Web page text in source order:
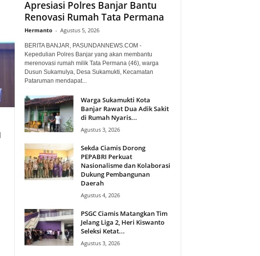
Apresiasi Polres Banjar Bantu
Renovasi Rumah Tata Permana
Hermanto - Agustus 5, 2026
BERITA BANJAR, PASUNDANNEWS.COM -
Kepedulian Polres Banjar yang akan membantu
merenovasi rumah milik Tata Permana (46), warga
Dusun Sukamulya, Desa Sukamukti, Kecamatan
Pataruman mendapat...
Warga Sukamukti Kota
Banjar Rawat Dua Adik Sakit
di Rumah Nyaris...
Agustus 3, 2026
Sekda Ciamis Dorong
PEPABRI Perkuat
Nasionalisme dan Kolaborasi
Dukung Pembangunan
Daerah
Agustus 4, 2026
PSGC Ciamis Matangkan Tim
Jelang Liga 2, Heri Kiswanto
Seleksi Ketat...
Agustus 3, 2026